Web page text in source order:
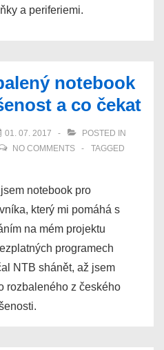
a periferiemi.
notebook
a co čekat
01. 07. 2017
POSTED IN
NO COMMENTS
TAGGED
notebook pro
který mi pomáhá s
na mém projektu
programech
NTB shánět, až jsem
rozbaleného z českého